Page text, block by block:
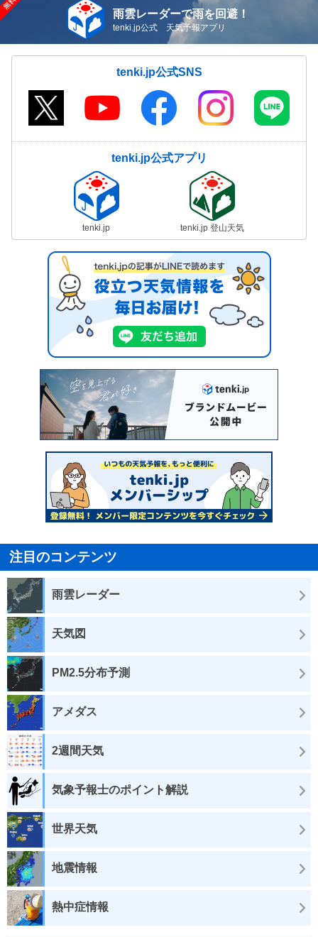
雨雲レーダーで雨を回避！
tenki.jp公式 天気予報アプリ
tenki.jp公式SNS
tenki.jp公式アプリ
tenki.jp tenki.jp 登山天気
注目のコンテンツ
雨雲レーダー
天気図
PM2.5分布予測
アメダス
2週間天気
気象予報士のポイント解説
世界天気
地震情報
熱中症情報